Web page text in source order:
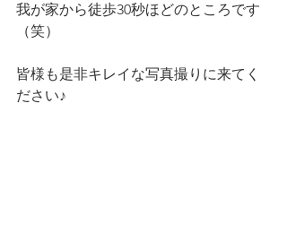
我が家から徒歩30秒ほどのところです
（笑）
皆様も是非キレイな写真撮りに来てく
ださい♪